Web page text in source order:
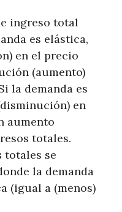
ingreso total
es elástica,
en el precio
(aumento)
la demanda es
en
aumento
totales.
totales se
la demanda
(igual a (menos)